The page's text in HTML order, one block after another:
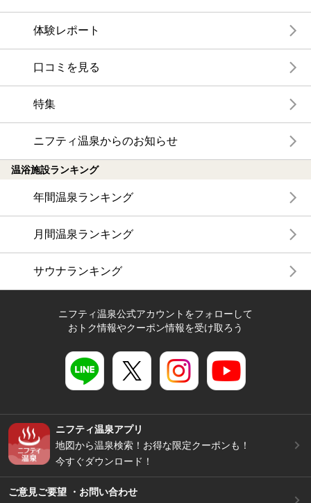
体験レポート
口コミを見る
特集
ニフティ温泉からのお知らせ
温浴施設ランキング
年間温泉ランキング
月間温泉ランキング
サウナランキング
ニフティ温泉公式アカウントをフォローして
おトク情報やクーポン情報を受け取ろう
ニフティ温泉アプリ
地図から温泉検索！お得な限定クーポンも！
今すぐダウンロード！
ご意見ご要望 ・お問い合わせ